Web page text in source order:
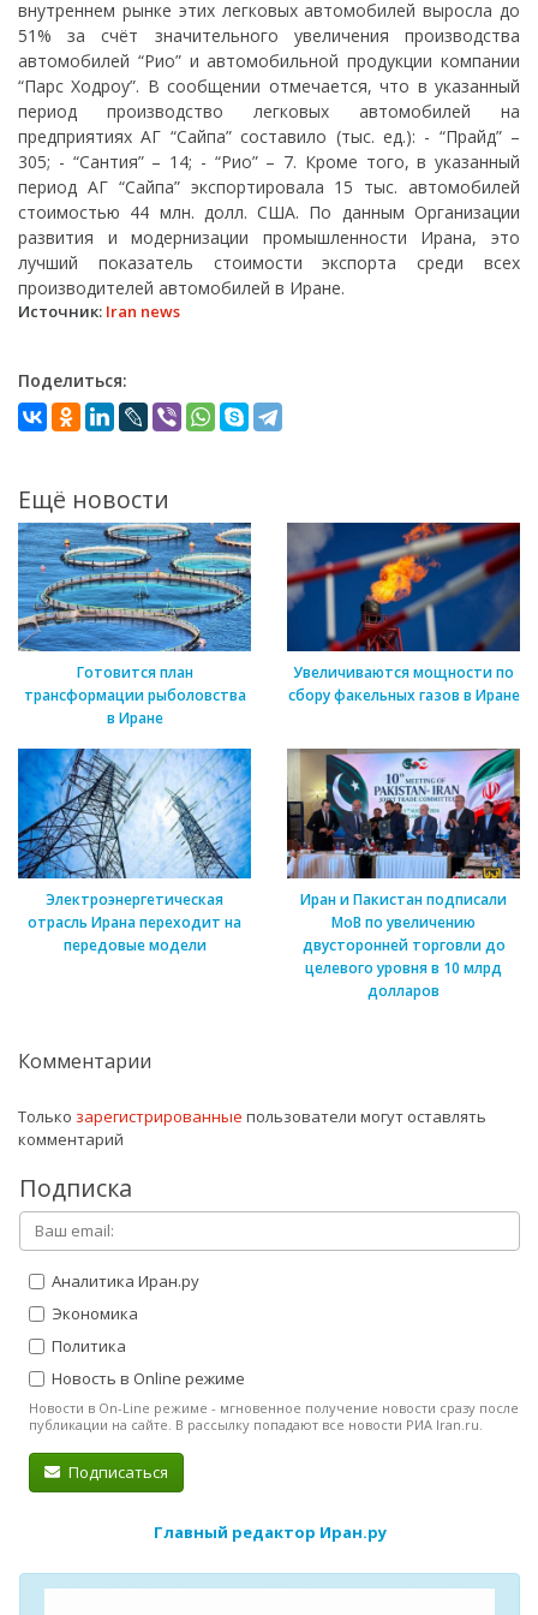
внутреннем рынке этих легковых автомобилей выросла до
51% за счёт значительного увеличения производства
автомобилей “Рио” и автомобильной продукции компании
“Парс Ходроу”. В сообщении отмечается, что в указанный
период производство легковых автомобилей на
предприятиях АГ “Сайпа” составило (тыс. ед.): - “Прайд” –
305; - “Сантия” – 14; - “Рио” – 7. Кроме того, в указанный
период АГ “Сайпа” экспортировала 15 тыс. автомобилей
стоимостью 44 млн. долл. США. По данным Организации
развития и модернизации промышленности Ирана, это
лучший показатель стоимости экспорта среди всех
производителей автомобилей в Иране.
Источник: Iran news
Поделиться:
Ещё новости
Готовится план
трансформации рыболовства
в Иране
Увеличиваются мощности по
сбору факельных газов в Иране
Электроэнергетическая
отрасль Ирана переходит на
передовые модели
Иран и Пакистан подписали
МоВ по увеличению
двусторонней торговли до
целевого уровня в 10 млрд
долларов
Комментарии
Только зарегистрированные пользователи могут оставлять
комментарий
Подписка
Аналитика Иран.ру
Экономика
Политика
Новость в Online режиме
Новости в On-Line режиме - мгновенное получение новости сразу после
публикации на сайте. В рассылку попадают все новости РИА Iran.ru.
Подписаться
Главный редактор Иран.ру